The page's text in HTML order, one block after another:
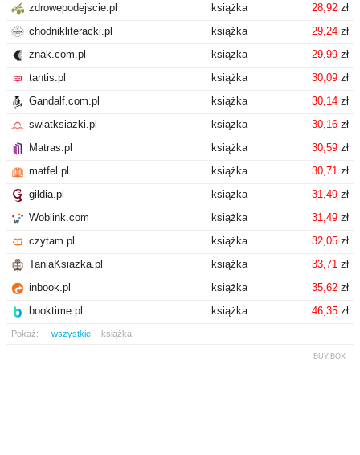
zdrowepodejscie.pl
książka 28,92 zł
chodnikliteracki.pl
książka 29,24 zł
znak.com.pl
książka 29,99 zł
tantis.pl
książka 30,09 zł
Gandalf.com.pl
książka 30,14 zł
swiatksiazki.pl
książka 30,16 zł
Matras.pl
książka 30,59 zł
matfel.pl
książka 30,71 zł
gildia.pl
książka 31,49 zł
Woblink.com
książka 31,49 zł
czytam.pl
książka 32,05 zł
TaniaKsiazka.pl
książka 33,71 zł
inbook.pl
książka 35,62 zł
booktime.pl
książka 46,35 zł
Pokaż: wszystkie książka
BUY.BOX